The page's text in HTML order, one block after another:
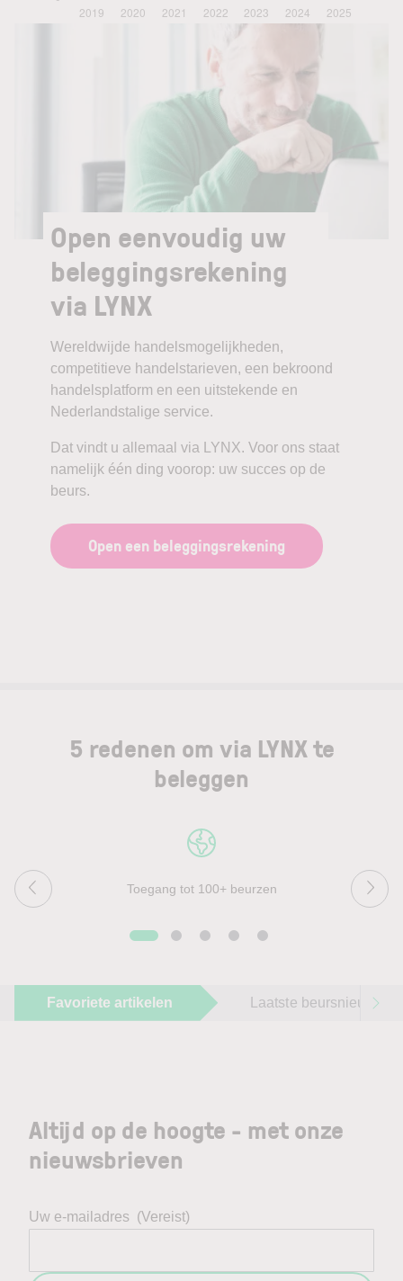
Open eenvoudig uw
beleggingsrekening
via LYNX
Wereldwijde handelsmogelijkheden,
competitieve handelstarieven, een bekroond
handelsplatform en een uitstekende en
Nederlandstalige service.
Dat vindt u allemaal via LYNX. Voor ons staat
namelijk één ding voorop: uw succes op de
beurs.
Open een beleggingsrekening
5 redenen om via LYNX te
beleggen
Toegang tot 100+ beurzen
Favoriete artikelen Laatste beursnieuws
Altijd op de hoogte - met onze
nieuwsbrieven
Uw e-mailadres (Vereist)